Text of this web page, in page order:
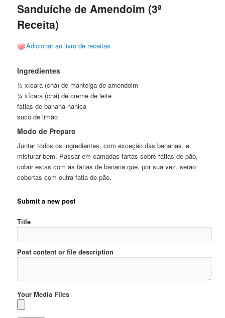
Sanduíche de Amendoim (3ª
Receita)
Adicionar ao livro de receitas
Ingredientes
½ xícara (chá) de manteiga de amendoim
¼ xícara (chá) de creme de leite
fatias de banana-nanica
suco de limão
Modo de Preparo
Juntar todos os ingredientes, com exceção das bananas, e
misturar bem. Passar em camadas fartas sobre fatias de pão,
cobrir estas com as fatias de banana que, por sua vez, serão
cobertas com outra fatia de pão.
Submit a new post
Title
Post content or file description
Your Media Files